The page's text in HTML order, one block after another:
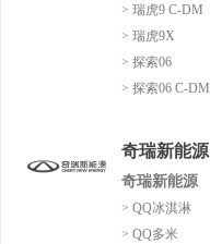
> 瑞虎9 C-DM
> 瑞虎9X
> 探索06
> 探索06 C-DM
奇瑞新能源
奇瑞新能源
> QQ冰淇淋
> QQ多米